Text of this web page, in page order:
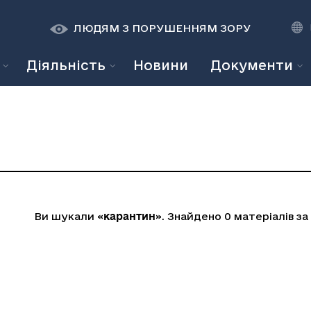
ЛЮДЯМ З ПОРУШЕННЯМ ЗОРУ
К К A A
Діяльність Новини Документи
Ви шукали «карантин». Знайдено 0 матеріалів